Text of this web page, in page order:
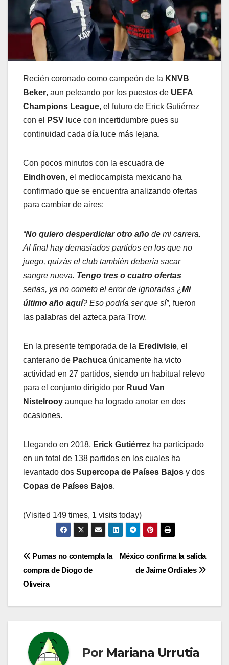
Recién coronado como campeón de la KNVB
Beker, aun peleando por los puestos de UEFA
Champions League, el futuro de Erick Gutiérrez
con el
PSV luce con incertidumbre pues su
continuidad cada día luce más lejana.
Con pocos minutos con la escuadra de
Eindhoven, el mediocampista mexicano ha
confirmado que se encuentra analizando ofertas
para cambiar de aires:
“No quiero desperdiciar otro año de mi carrera.
Al final hay demasiados partidos en los que no
juego, quizás el club también debería sacar
sangre nueva. Tengo tres o cuatro ofertas
serias, ya no cometo el error de ignorarlas ¿Mi
último año aquí? Eso podría ser que sí”, fueron
las palabras del azteca para Trow.
En la presente temporada de la Eredivisie, el
canterano de Pachuca únicamente ha victo
actividad en 27 partidos, siendo un habitual relevo
para el conjunto dirigido por Ruud Van
Nistelrooy aunque ha logrado anotar en dos
ocasiones.
Llegando en 2018, Erick Gutiérrez ha participado
en un total de 138 partidos en los cuales ha
levantado dos Supercopa de Países Bajos y dos
Copas de Países Bajos.
(Visited 149 times, 1 visits today)
Navegación
de
entradas
México confirma la salida
de Jaime Ordiales
Pumas no contempla la
compra de Diogo de
Oliveira
Por Mariana Urrutia